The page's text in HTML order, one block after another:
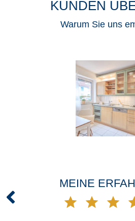
KUNDEN
Warum Sie uns
MEINE